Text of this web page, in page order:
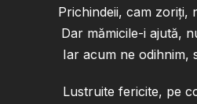
Prichindeii, cam zoriți,
Dar mămicile-i ajută,
Iar acum ne odihnim,
Lustruite fericite, pe